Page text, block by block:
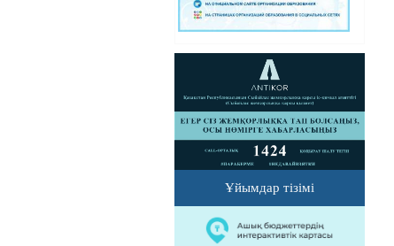
Ұйымдар тізімі